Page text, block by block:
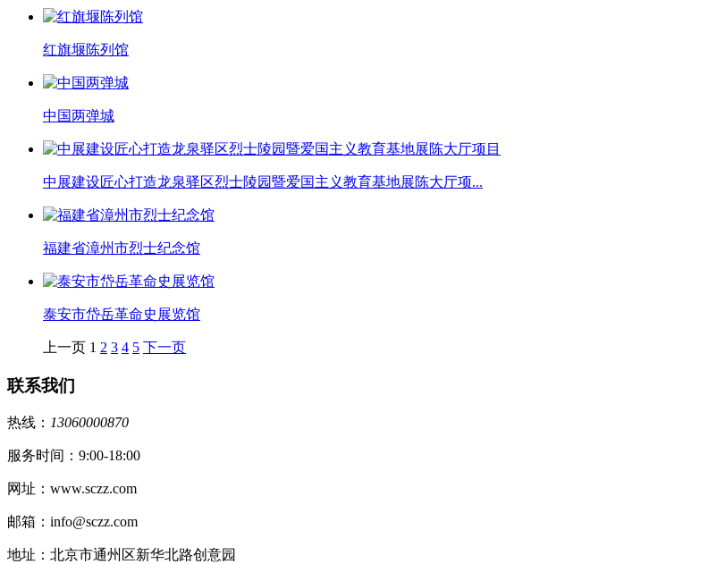
红旗堰陈列馆
中国两弹城
中展建设匠心打造龙泉驿区烈士陵园暨爱国主义教育基地展陈大厅项...
福建省漳州市烈士纪念馆
泰安市岱岳革命史展览馆
上一页 1 2 3 4 5 下一页
联系我们
热线： 13060000870
服务时间：9:00-18:00
网址：www.sczz.com
邮箱：info@sczz.com
地址：北京市通州区新华北路创意园